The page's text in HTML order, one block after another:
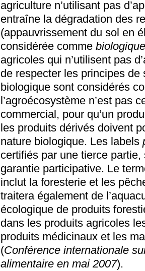
agriculture n’utilisant pas
entraîne la dégradation des
(appauvrissement du sol en
considérée comme biologique
agricoles qui n’utilisent pas
de respecter les principes de
biologique sont considérés
l’agroécosystème n’est pas
commercial, pour qu’un
les produits dérivés doivent
nature biologique. Les labels
certifiés par une tierce
garantie participative. Le
inclut la foresterie et les
traitera également de
écologique de produits
dans les produits agricoles
produits médicinaux et les
(Conférence internationale
alimentaire en mai 2007).